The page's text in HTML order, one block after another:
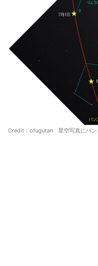
Credit：ofugutan 星空写真にパン